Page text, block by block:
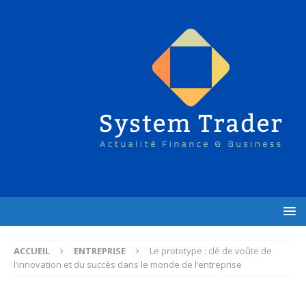
ACCUEIL ENTREPRISE
Le prototype : clé de voûte de
l’innovation et du succès dans le monde de l’entreprise